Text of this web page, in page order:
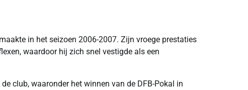
in het seizoen 2006-2007. Zijn vroege prestaties
waardoor hij zich snel vestigde als een
club, waaronder het winnen van de DFB-Pokal in